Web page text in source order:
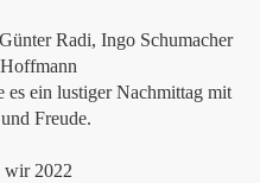
Radi, Ingo Schumacher
es ein lustiger Nachmittag mit
Freude.
wir 2022